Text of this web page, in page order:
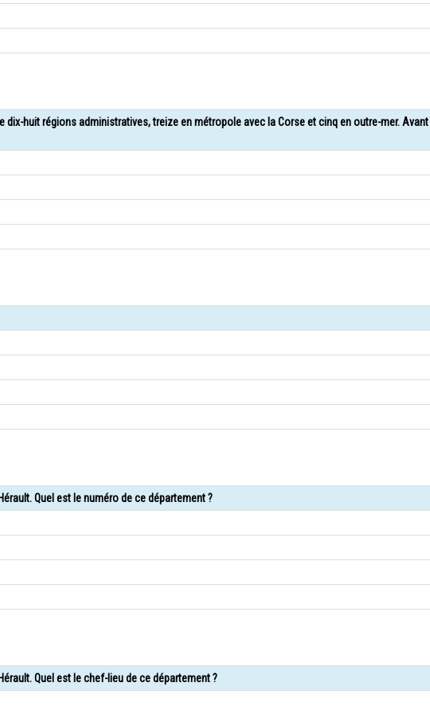
dix-huit régions administratives, treize en métropole avec la Corse et cinq en outre-mer.
Quel est le numéro de ce département ?
Quel est le chef-lieu de ce département ?